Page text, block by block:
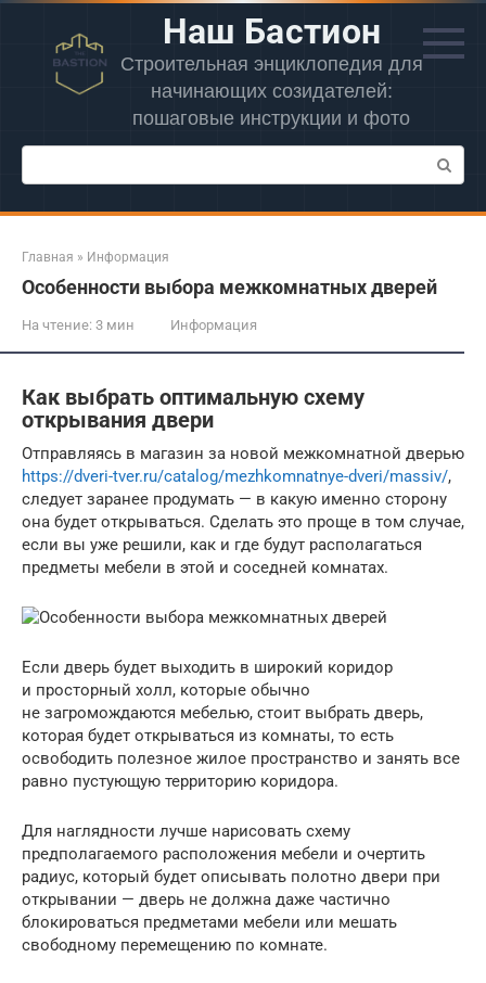
Перейти
контенту
Наш Бастион
Строительная энциклопедия для
начинающих созидателей:
пошаговые инструкции и фото
Поиск:
Главная » Информация
Особенности выбора межкомнатных дверей
На чтение: 3 мин Информация
Как выбрать оптимальную схему
открывания двери
Отправляясь в магазин за новой межкомнатной дверью
https://dveri-tver.ru/catalog/mezhkomnatnye-dveri/massiv/,
следует заранее продумать — в какую именно сторону
она будет открываться. Сделать это проще в том случае,
если вы уже решили, как и где будут располагаться
предметы мебели в этой и соседней комнатах.
Если дверь будет выходить в широкий коридор
и просторный холл, которые обычно
не загромождаются мебелью, стоит выбрать дверь,
которая будет открываться из комнаты, то есть
освободить полезное жилое пространство и занять все
равно пустующую территорию коридора.
Для наглядности лучше нарисовать схему
предполагаемого расположения мебели и очертить
радиус, который будет описывать полотно двери при
открывании — дверь не должна даже частично
блокироваться предметами мебели или мешать
свободному перемещению по комнате.